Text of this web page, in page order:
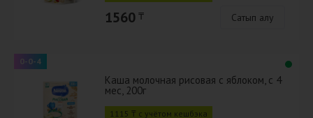
1560 ₸ Сатып алу
0-0-4
Каша молочная рисовая с яблоком, с 4
мес, 200г
1115 ₸ с учётом кешбэка